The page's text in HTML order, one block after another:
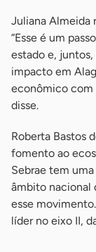
Juliana Almeida
“Esse é um
estado e,
impacto em
econômico com
disse.
Roberta Bastos
fomento ao
Sebrae tem
âmbito nacional
esse
líder no eixo II,